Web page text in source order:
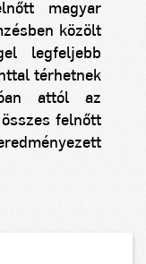
magyar
közölt
legfeljebb
térhetnek
attól az
felnőtt